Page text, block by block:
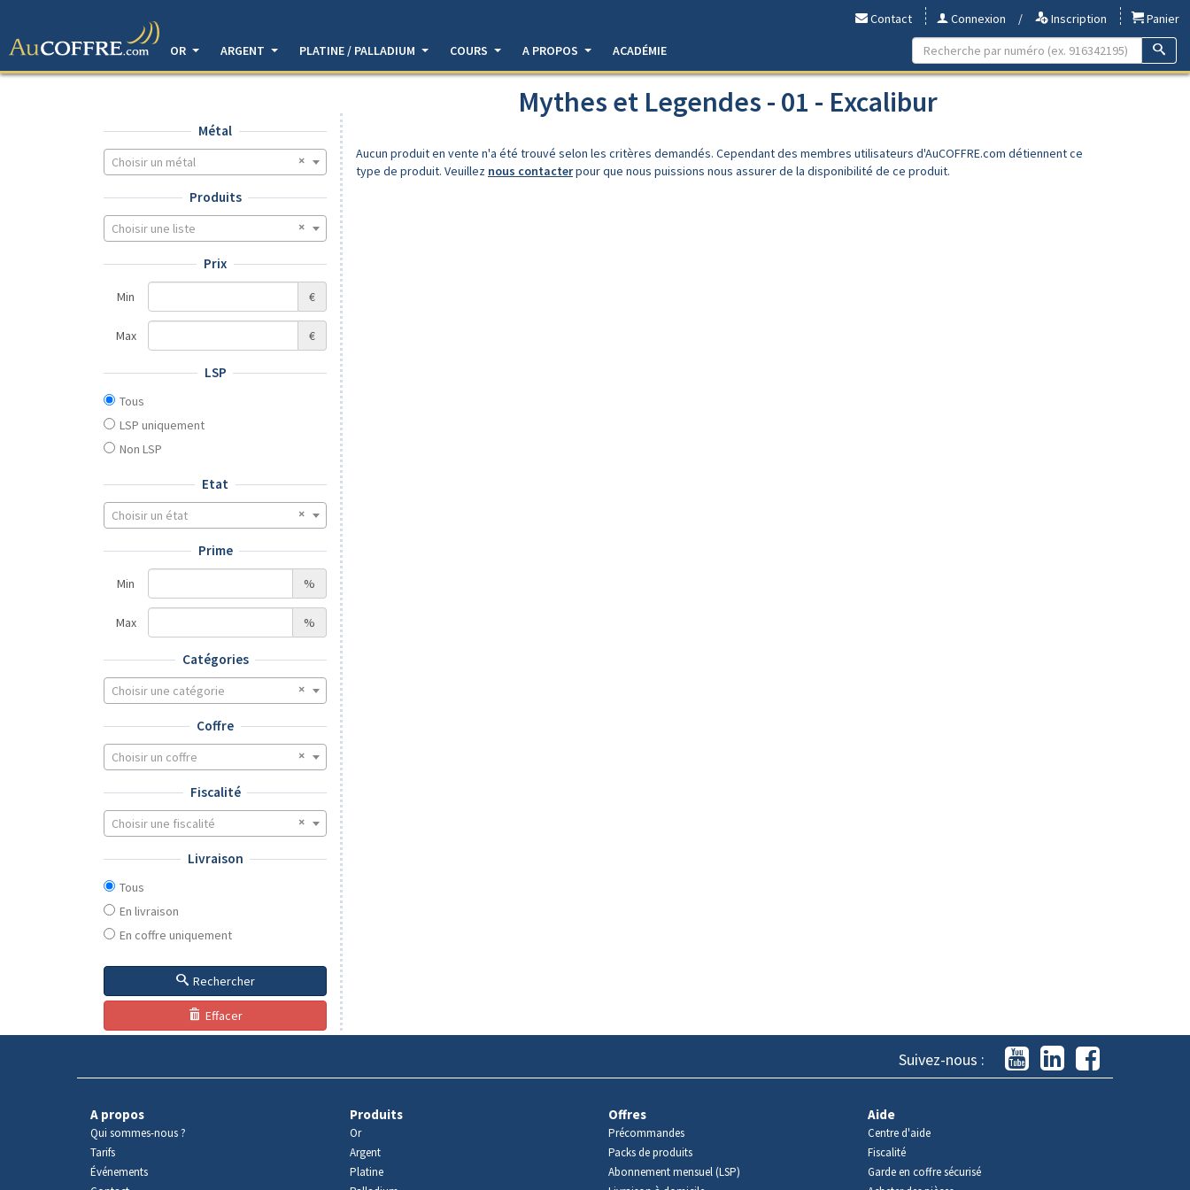
Contact Connexion / Inscription
Panier
OR
ARGENT PLATINE / PALLADIUM COURS A PROPOS ACADÉMIE
Métal
Choisir un métal
Produits
Choisir une liste
Prix
Min €
Max €
LSP
Tous
LSP uniquement
Non LSP
Etat
Choisir un état
Prime
Min %
Max %
Catégories
Choisir une catégorie
Coffre
Choisir un coffre
Fiscalité
Choisir une fiscalité
Livraison
Tous
En livraison
En coffre uniquement
Rechercher
Effacer
Mythes et Legendes - 01 - Excalibur
Aucun produit en vente n'a été trouvé selon les critères demandés. Cependant des membres utilisateurs d'AuCOFFRE.com détiennent ce
type de produit. Veuillez nous contacterpour que nous puissions nous assurer de la disponibilité de ce produit.
Suivez-nous :
A propos
Qui sommes-nous ?
Tarifs
Événements
Produits
Or
Argent
Platine
Offres
Précommandes
Packs de produits
Abonnement mensuel (LSP)
Aide
Centre d'aide
Fiscalité
Garde en coffre sécurisé